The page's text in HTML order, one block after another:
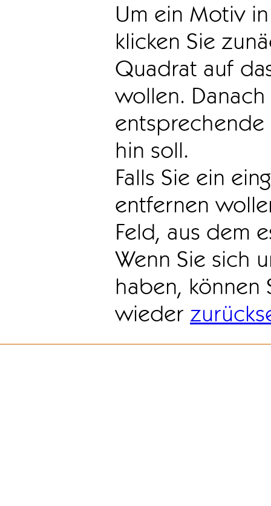
Um ein Motiv
klicken Sie
Quadrat auf
wollen.
hin soll.
Falls Sie ein
entfernen
Feld, aus dem
Wenn Sie sich
haben, können
wieder